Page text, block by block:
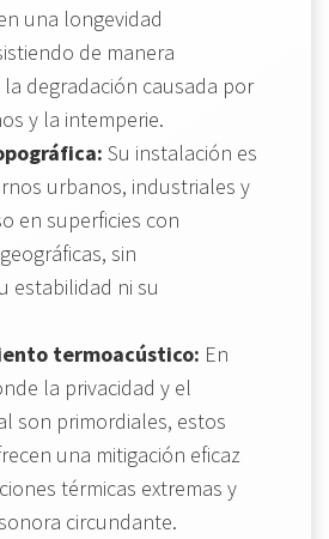
una longevidad
de manera
degradación causada por
y la intemperie.
Su instalación es
urbanos, industriales y
en superficies con
sin
estabilidad ni su
termoacústico: En
la privacidad y el
son primordiales, estos
una mitigación eficaz
térmicas extremas y
circundante.